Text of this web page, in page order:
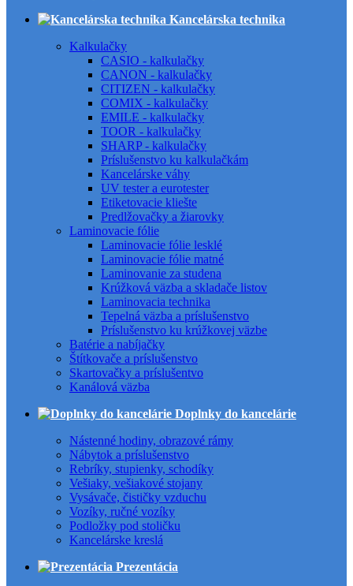
Kancelárska technika
Kalkulačky
CASIO - kalkulačky
CANON - kalkulačky
CITIZEN - kalkulačky
COMIX - kalkulačky
EMILE - kalkulačky
TOOR - kalkulačky
SHARP - kalkulačky
Príslušenstvo ku kalkulačkám
Kancelárske váhy
UV tester a eurotester
Etiketovacie kliešte
Predlžovačky a žiarovky
Laminovacie fólie
Laminovacie fólie lesklé
Laminovacie fólie matné
Laminovanie za studena
Krúžková väzba a skladače listov
Laminovacia technika
Tepelná väzba a príslušenstvo
Príslušenstvo ku krúžkovej väzbe
Batérie a nabíjačky
Štítkovače a príslušenstvo
Skartovačky a príslušentvo
Kanálová väzba
Doplnky do kancelárie
Nástenné hodiny, obrazové rámy
Nábytok a príslušenstvo
Rebríky, stupienky, schodíky
Vešiaky, vešiakové stojany
Vysávače, čističky vzduchu
Vozíky, ručné vozíky
Podložky pod stoličku
Kancelárske kreslá
Prezentácia